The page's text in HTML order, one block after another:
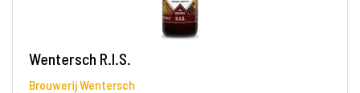
Wentersch R.I.S.
Brouwerij Wentersch